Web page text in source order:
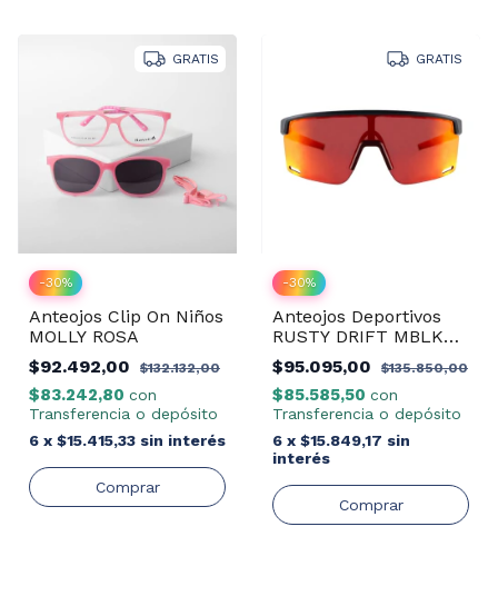
GRATIS
-30%
Anteojos Clip On Niños
MOLLY ROSA
$92.492,00
$132.132,00
$83.242,80 con
Transferencia o depósito
6 x $15.415,33 sin interés
GRATIS
-30%
Anteojos Deportivos
RUSTY DRIFT MBLK
REVO RED
$95.095,00 $135.850,00
$85.585,50 con
Transferencia o depósito
6 x $15.849,17 sin
interés